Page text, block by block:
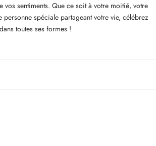
vos sentiments. Que ce soit à votre moitié, votre
spéciale partageant votre vie, célébrez
toutes ses formes !